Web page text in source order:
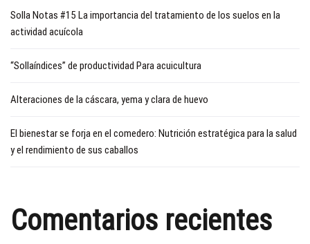
Solla Notas #15 La importancia del tratamiento de los suelos en la
actividad acuícola
“Sollaíndices” de productividad Para acuicultura
Alteraciones de la cáscara, yema y clara de huevo
El bienestar se forja en el comedero: Nutrición estratégica para la salud
y el rendimiento de sus caballos
Comentarios recientes